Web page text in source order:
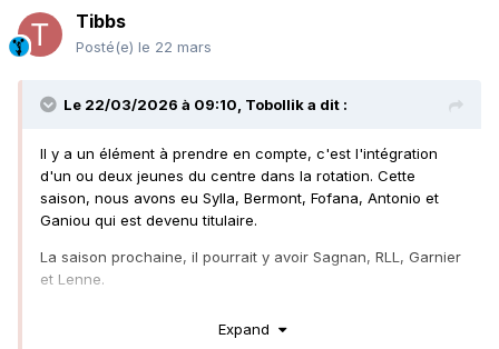
Tibbs
Posté(e) le 22 mars
Le 22/03/2026 à 09:10, Tobollika dit :
Il y a un élément à prendre en compte, c'est l'intégration
d'un ou deux jeunes du centre dans la rotation. Cette
saison, nous avons eu Sylla, Bermont, Fofana, Antonio et
Ganiou qui est devenu titulaire.
La saison prochaine, il pourrait y avoir Sagnan, RLL, Garnier
et Lenne.
Aguilar, Udol, Garnier et Lenne.
Expand